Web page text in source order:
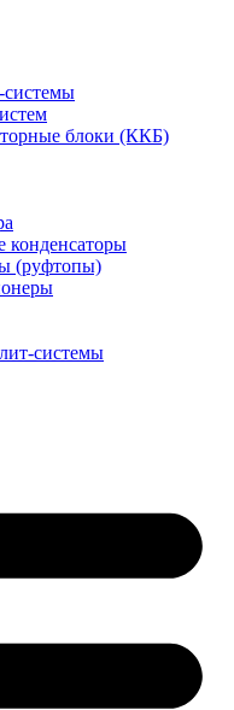
cистемы
блоки (ККБ)
конденсаторы
(руфтопы)
системы